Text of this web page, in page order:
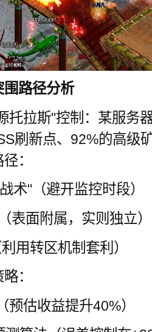
围路径分析
托拉斯"控制：某服务
刷新点、92%的高级
：
术"（避开监控时段）
表面附属，实则独立）
用转区机制套利）
：
预估收益提升40%）